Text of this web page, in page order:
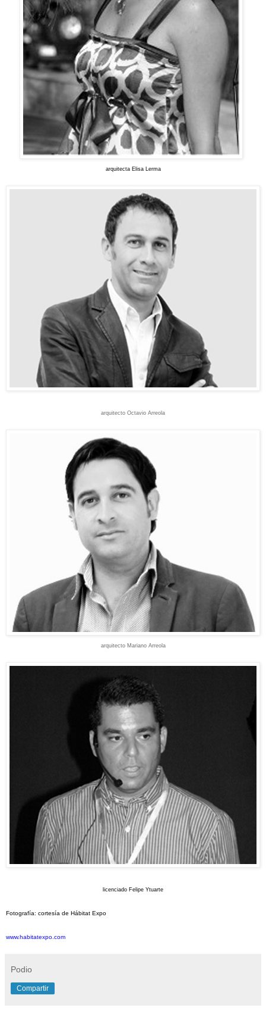
arquitecta Elisa Lerma
arquitecto Octavio Arreola
arquitecto M ariano Arreola
icenciado Felipe Ytuarte
Fotografía: cortesía de Hábitat Expo
www.habitatexpo.com
Podio
Compartir